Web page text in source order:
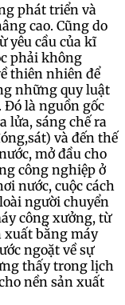
phát triển và
cao. Cũng do
yêu cầu của kĩ
phải không
thiên nhiên để
những quy luật
Đó là nguồn gốc
lửa, sáng chế ra
và đến thế
mở đầu cho
công nghiệp ở
nước, cuộc cách
người chuyển
công xưởng, từ
xuất bằng máy
ngoặt về sự
thấy trong lịch
nền sản xuất